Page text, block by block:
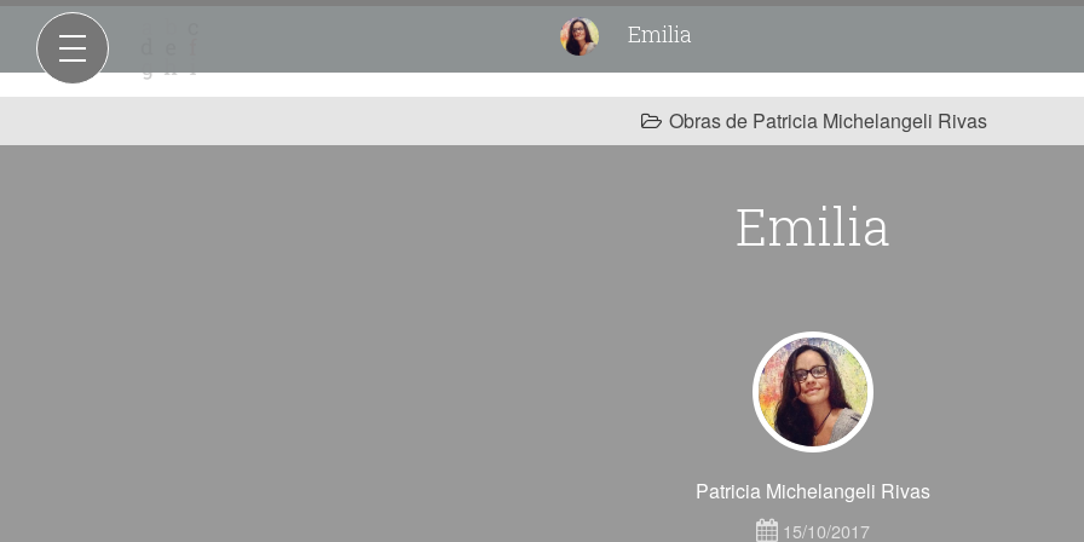
Emilia
Obras de Patricia Michelangeli Rivas
Emilia
Patricia Michelangeli Rivas
15/10/2017